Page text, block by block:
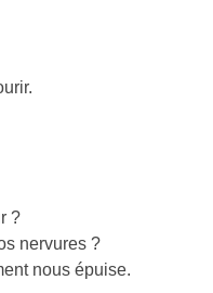
?
nervures ?
nous épuise.